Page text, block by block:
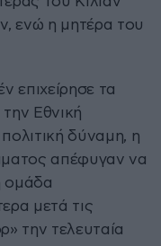
ενώ η μητέρα του
επιχείρησε τα
Εθνική
δύναμη, η
απέφυγαν να
ομάδα
μετά τις
την τελευταία